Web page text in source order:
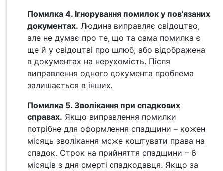
Помилка 4. Ігнорування помилок у пов’язаних
документах. Людина виправляє свідоцтво,
але не думає про те, що та сама помилка є
ще й у свідоцтві про шлюб, або відображена
в документах на нерухомість. Після
виправлення одного документа проблема
залишається в інших.
Помилка 5. Зволікання при спадкових
справах. Якщо виправлення помилки
потрібне для оформлення спадщини – кожен
місяць зволікання може коштувати права на
спадок. Строк на прийняття спадщини – 6
місяців з дня смерті спадкодавця. Якщо за